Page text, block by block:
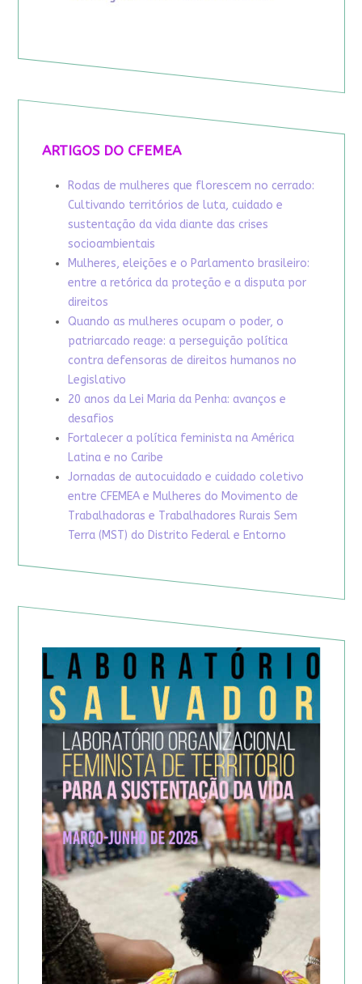
ARTIGOS DO CFEMEA
Rodas de mulheres que florescem no cerrado:
Cultivando territórios de luta, cuidado e
sustentação da vida diante das crises
socioambientais
Mulheres, eleições e o Parlamento brasileiro:
entre a retórica da proteção e a disputa por
direitos
Quando as mulheres ocupam o poder, o
patriarcado reage: a perseguição política
contra defensoras de direitos humanos no
Legislativo
20 anos da Lei Maria da Penha: avanços e
desafios
Fortalecer a política feminista na América
Latina e no Caribe
Jornadas de autocuidado e cuidado coletivo
entre CFEMEA e Mulheres do Movimento de
Trabalhadoras e Trabalhadores Rurais Sem
Terra (MST) do Distrito Federal e Entorno